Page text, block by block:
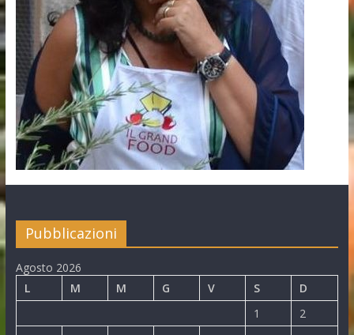
Pubblicazioni
Agosto 2026
L
M M G V S
D
1
2